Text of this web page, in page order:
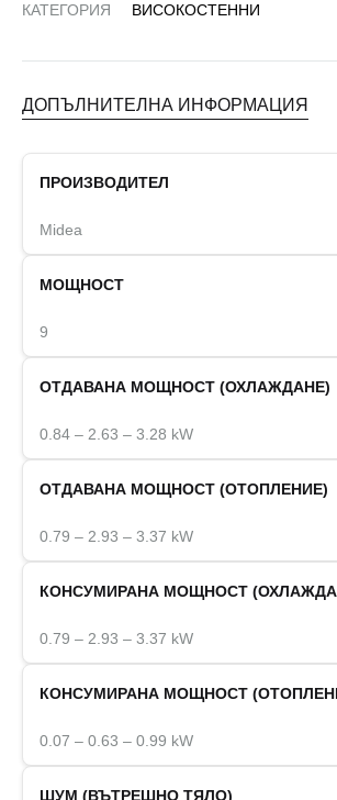
КАТЕГОРИЯ ВИСОКОСТЕННИ
ДОПЪЛНИТЕЛНА ИНФОРМАЦИЯ
ПРОИЗВОДИТЕЛ
Midea
МОЩНОСТ
9
ОТДАВАНА МОЩНОСТ (ОХЛАЖДАНЕ)
0.84 – 2.63 – 3.28 kW
ОТДАВАНА МОЩНОСТ (ОТОПЛЕНИЕ)
0.79 – 2.93 – 3.37 kW
КОНСУМИРАНА МОЩНОСТ
0.79 – 2.93 – 3.37 kW
КОНСУМИРАНА МОЩНОСТ
0.07 – 0.63 – 0.99 kW
ШУМ (ВЪТРЕШНО ТЯЛО)